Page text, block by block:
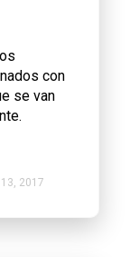
con
se van
13, 2017